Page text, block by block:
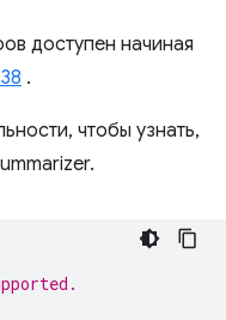
доступен начиная
.
чтобы узнать,